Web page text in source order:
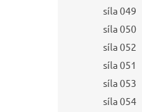
síla 049
síla 050
síla 052
síla 051
síla 053
síla 054